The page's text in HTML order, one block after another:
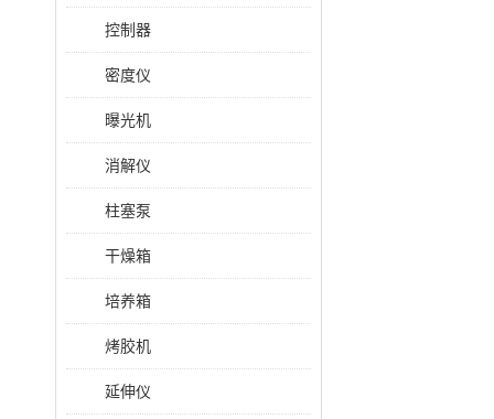
控制器
密度仪
曝光机
消解仪
柱塞泵
干燥箱
培养箱
烤胶机
延伸仪